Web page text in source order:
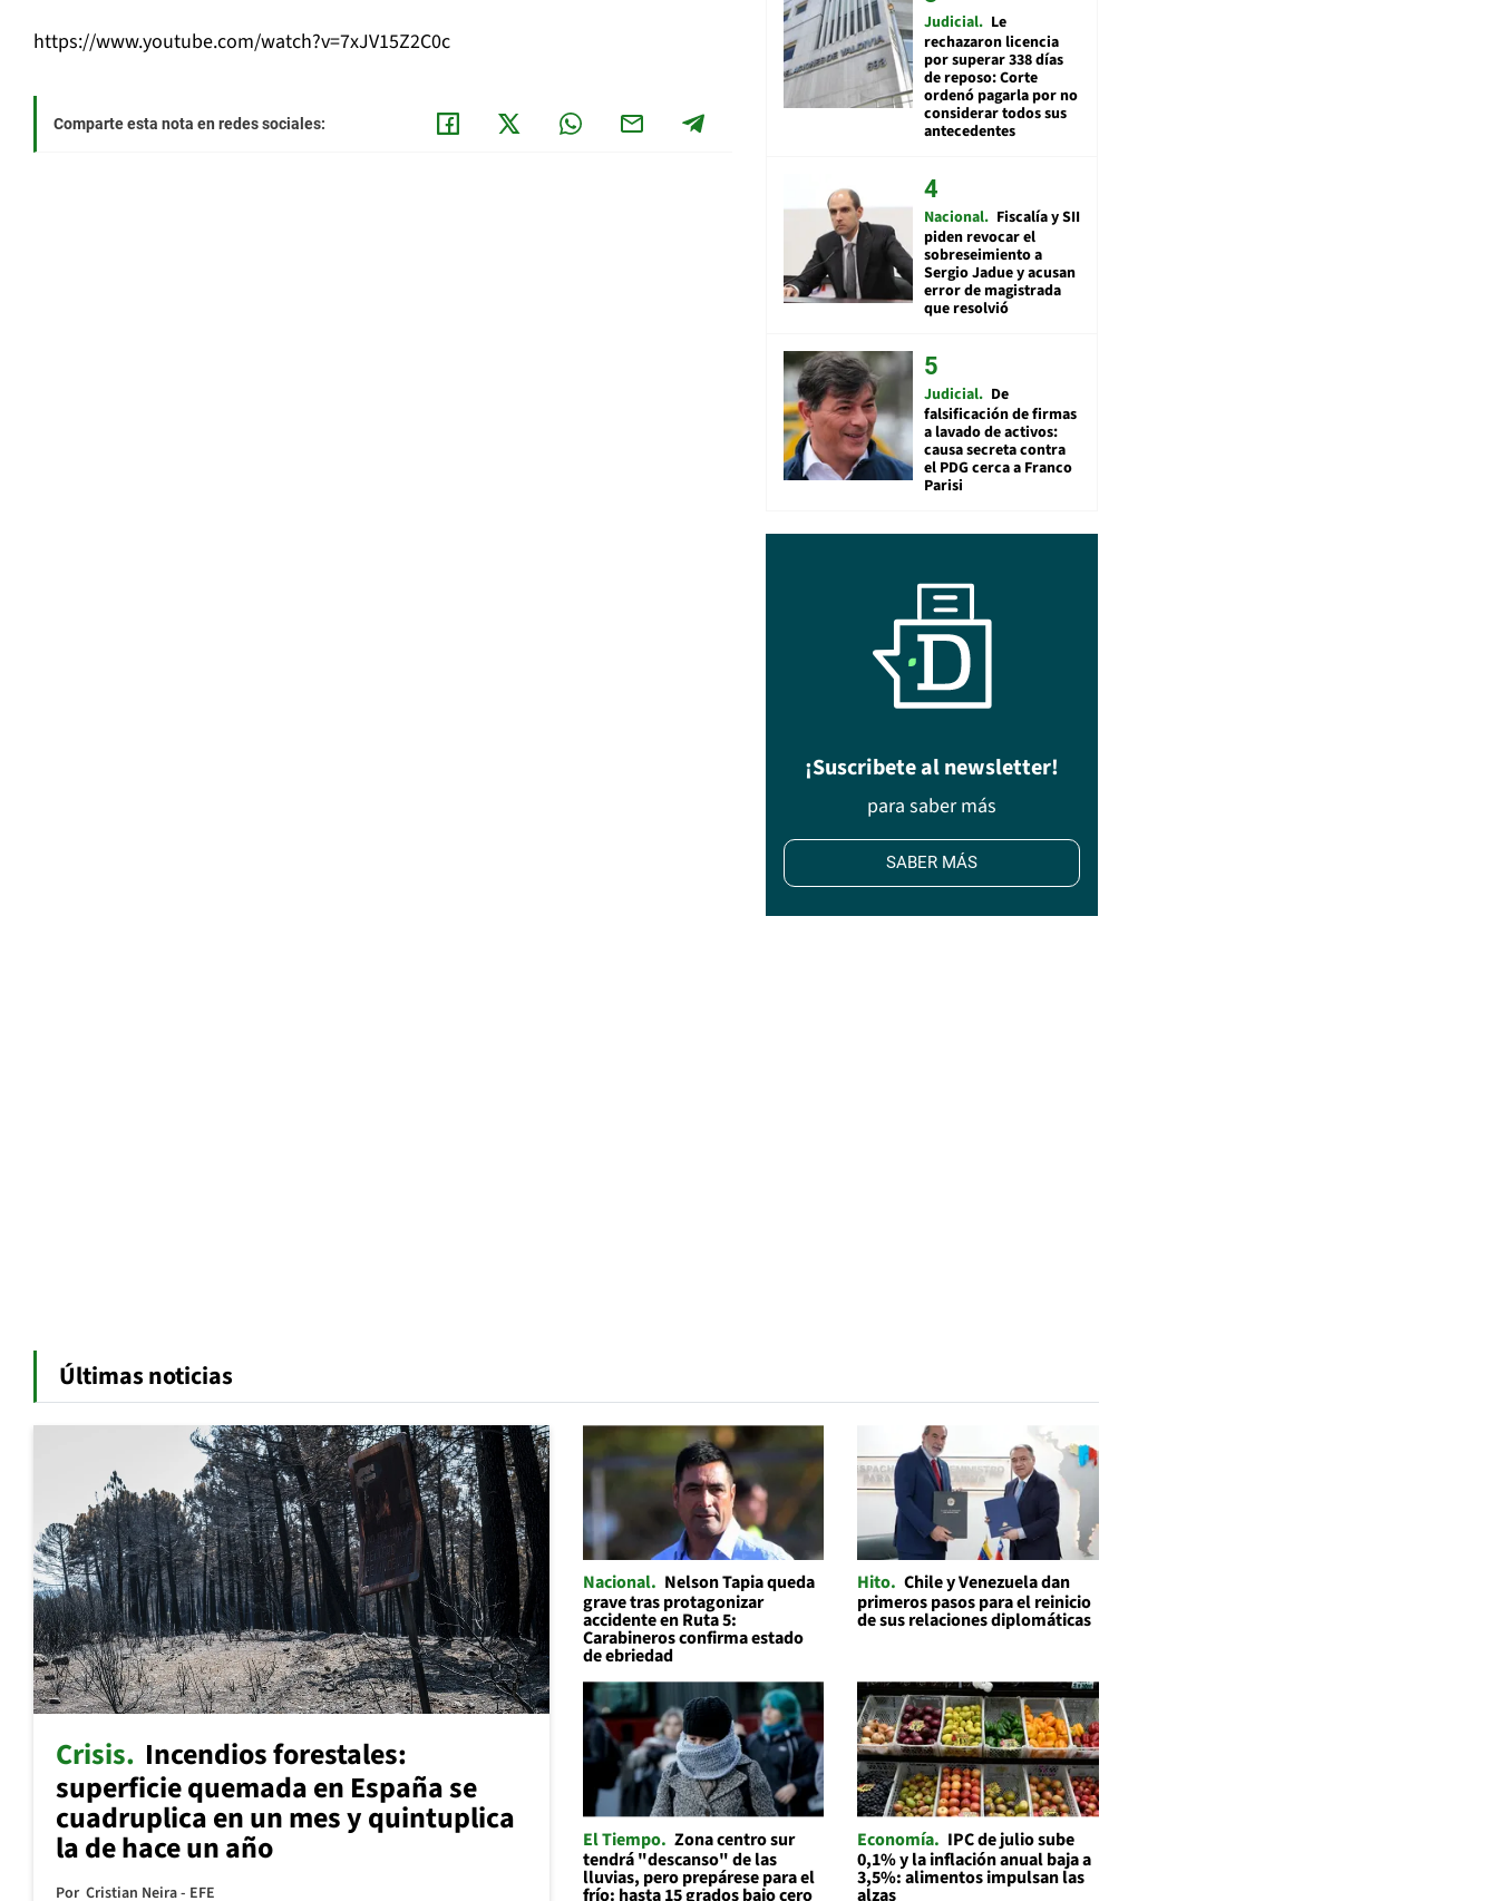
https://www.youtube.com/watch?v=7xJV15Z2C0c
Comparte esta nota en redes sociales:
Judicial Le
rechazaron licencia
por superar 338 días
de reposo: Corte
ordenó pagarla por no
considerar todos sus
antecedentes
Nacional Fiscalía y SII
piden revocar el
sobreseimiento a
Sergio Jadue y acusan
error de magistrada
que resolvió
Judicial De
falsificación de firmas
a lavado de activos:
causa secreta contra
el PDG cerca a Franco
Parisi
¡Suscribete al newsletter!
para saber más
SABER MÁS
Últimas noticias
Crisis Incendios forestales:
superficie quemada en España se
cuadruplica en un mes y quintuplica
la de hace un año
Por Cristian Neira - EFE
Nacional
Nelson Tapia queda
grave tras protagonizar
accidente en Ruta 5:
Carabineros confirma estado
de ebriedad
Hito Chile y Venezuela dan
primeros pasos para el reinicio
de sus relaciones diplomáticas
El Tiempo Zona centro sur
tendrá "descanso" de las
lluvias, pero prepárese para el
frío: hasta 15 grados bajo cero
Economía IPC de julio sube
0,1% y la inflación anual baja a
3,5%: alimentos impulsan las
alzas